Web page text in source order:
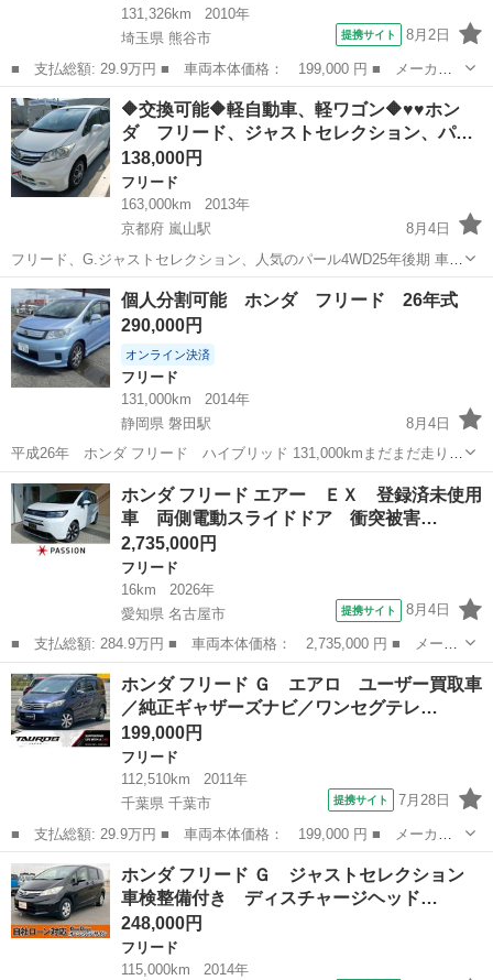
131,326km
2010年
埼玉県 熊谷市
提携サイト 8月2日
■ 支払総額: 29.9万円 ■ 車両本体価格： 199,000 円 ■ メーカー
名： ホンダ ■ 車種名： フリードスパイク ■ グレード名：
Ｇ ジャストセレクション ＥＴＣ 両側スライド・片側電動 オー
トライト ＨＩ...
埼玉 熊谷市 フリード
🔶交換可能🔶軽自動車、軽ワゴン🔶♥♥ホン
ダ フリード、ジャストセレクション、パ…
138,000円
フリード
163,000km
2013年
京都府 嵐山駅
8月4日
フリード、G.ジャストセレクション、人気のパール4WD25年後期 車検
を受けて乗るつもりでしたが、条件に、あわず別車にのる事にしまし
たので不要になり格安出品します。 今からの説明文はしっかり理解し
てもらい購入されたいならご...
京都 京都市 嵐山駅 フリード
個人分割可能 ホンダ フリード 26年式
290,000円
オンライン決済
フリード
131,000km
2014年
静岡県 磐田駅
8月4日
平成26年 ホンダ フリード ハイブリッド 131,000kmまだまだ走りま
す。 車検:令和9年3月まで！ 🔴個人分割可能 頭金3万円と月々3万台
可能 25回払いになります。 まだ走行距離もそこまで走っていない お
手頃価格...
静岡 磐田市 磐田駅 フリード
ホンダ フリード エアー ＥＸ 登録済未使用
車 両側電動スライドドア 衝突被害…
2,735,000円
フリード
16km
2026年
愛知県 名古屋市
提携サイト 8月4日
■ 支払総額: 284.9万円 ■ 車両本体価格： 2,735,000 円 ■ メーカ
ー名： ホンダ ■ 車種名： フリード ■ グレード名： エアー
ＥＸ 登録済未使用車 両側電動スライドドア 衝突被害軽減ブレー
キ コー...
愛知 名古屋市 フリード
ホンダ フリード Ｇ エアロ ユーザー買取車
／純正ギャザーズナビ／ワンセグテレ…
199,000円
フリード
112,510km
2011年
千葉県 千葉市
提携サイト 7月28日
■ 支払総額: 29.9万円 ■ 車両本体価格： 199,000 円 ■ メーカー
名： ホンダ ■ 車種名： フリード ■ グレード名： Ｇ エア
ロ ユーザー買取車／純正ギャザーズナビ／ワンセグテレビ／ドライ
ブレコーダー／...
千葉 千葉市 フリード
ホンダ フリード Ｇ ジャストセレクション
車検整備付き ディスチャージヘッド…
248,000円
フリード
115,000km
2014年